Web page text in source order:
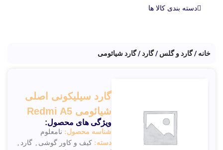
دسته بندی کالا ها
خانه گارد و گلس گارد گارد شیائومی
گارد سیلیکونی اصلی
شیائومی Redmi A5
ویژگی های محصول:
شناسه محصول: نامعلوم
دسته: کیف و کاور گوشی , گارد ,